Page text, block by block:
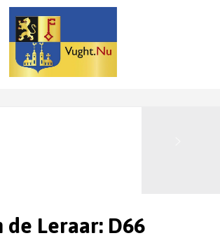
de Leraar: D66